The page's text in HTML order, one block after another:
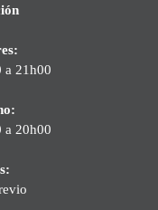
a 21h00
a 20h00